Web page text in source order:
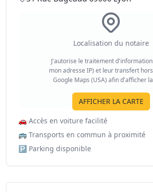
Localisation du notaire
J'autorise le traitement
mon adresse IP) et leur transfert
Google Maps (USA) afin d'afficher
AFFICHER LA CARTE
🚗 Accès en voiture facilité
🚌 Transports en commun à proximité
🅿️ Parking disponible